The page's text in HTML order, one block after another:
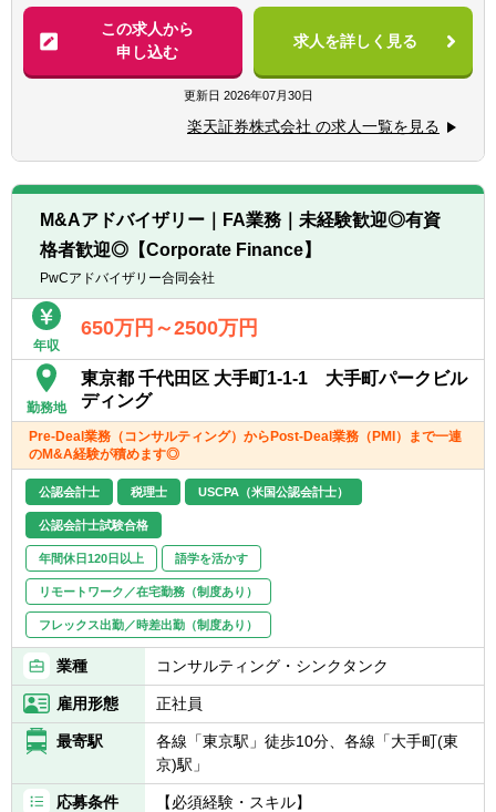
③会計事務所での実務経験
④税理士法人での実務経験
※英語評価対象外の雇用形態もありますの
で、面接時ご相談ください。
■証券会社にて財務、経理業務のご経験があ
る方
■J-GAAP、IFRSの仕訳起票と月次を含めた決
算作業
■自己資本規制比率の計算を含む監督官庁等
■連結決算（現在海外子会社3社、海外持分法
適用会社1社）と親会社への連結報告
■決算短信、会社法上の事業報告・計算書類
■金商法監査、有価証券届出書作成
■会計監査対応とJ-SOX及び内部統制監査対
応
■財務経理業務における業務改善、効率化対
応
■新商品開発に関する経理、財務的対応
■証券外務員資格保有の方
【求める人物像】
■幅広い視点で物事を判断し、業務の本質を
捉え、社内外の方とコミュニケーションをと
り、業務を円滑に進めることが出来る人
■自己成長意欲が高く、業務に必要な知識・
スキルを自ら身に付ける行動が出来る人
■常に改善の意識を持ち、課題に対する対策
を講じ行動出来る人
■環境、業務等の変化をチャンスと捉え、ポ
な経理業務から、監査、連結決算業務やJ-
GAAP・IFRSでの会計処理検討などを担当頂
・新商品等の全社プロジェクト等に財務の観
点から参画
・楽天証券ホールディングス経理も兼務
【主な業務内容】
楽天証券および楽天証券ホールディングス
・日次経理業務
・単体の月次・四半期・年次決算業務
・連結決算業務（国内子会社３社、海外子会
・親会社の連結決算（IFRS）での子会社とし
・金融庁提出の月次・四半期・年次報告資料
作成（金商法上の自己資本規制比率の計算含
む）
・有価証券報告書、決算短信等の報告書作成
・会社法事業報告、連結計算書類、計算書類
等の作成
・取締役会報告資料作成
・各種プロジェクト対応（新商品導入時の財
務経理の経理仕訳への影響対応など）
・コーポレート税務全般、等
【組織】
所属は財務経理部経理チームとなります。
経理チームは全11名（他に外部委託社員あ
り）
この求人から
申し込む
求人を詳しく見る
更新日 2026年07月30日
楽天証券株式会社 の求人一覧を見る
M&Aアドバイザリー｜FA業務｜未経験歓迎◎有資
格者歓迎◎【Corporate Finance】
PwCアドバイザリー合同会社
年収
650万円～2500万円
勤務地
東京都 千代田区 大手町1-1-1 大手町パークビル
ディング
Pre-Deal業務（コンサルティング）からPost‐Deal業務（PMI）まで一連
のM&A経験が積めます◎
公認会計士 税理士 USCPA（米国公認会計士）
公認会計士試験合格
年間休日120日以上 語学を活かす
リモートワーク／在宅勤務（制度あり）
フレックス出勤／時差出勤（制度あり）
業種 コンサルティング・シンクタンク
雇用形態 正社員
最寄駅
各線「東京駅」徒歩10分、各線「大手町(東
京)駅」
応募条件
【必須経験・スキル】